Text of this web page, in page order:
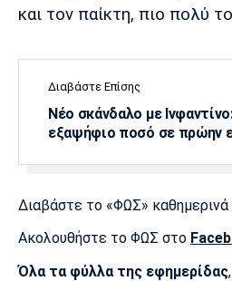
και τον παίκτη, πιο πολύ
Διαβάστε Επίσης
Νέο σκάνδαλο με
εξαψήφιο ποσό σε πρώην
Διαβάστε το «ΦΩΣ» καθημερινά
Ακολουθήστε το ΦΩΣ στο
Όλα τα φύλλα της εφημερίδας